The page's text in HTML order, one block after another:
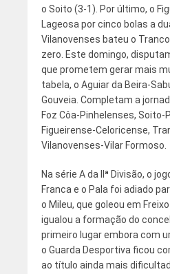
o Soito (3-1). Por último, o
Lageosa por cinco bolas a
Vilanovenses bateu o
zero. Este domingo,
que prometem gerar mais
tabela, o Aguiar da Beira-
Gouveia. Completam a
Foz Côa-Pinhelenses, Soito-
Figueirense-Celoricense,
Vilanovenses-Vilar Formoso.
Na série A da IIª Divisão, o
Franca e o Pala foi adiado
o Mileu, que goleou em
igualou a formação do
primeiro lugar embora com
o Guarda Desportiva ficou
ao título ainda mais